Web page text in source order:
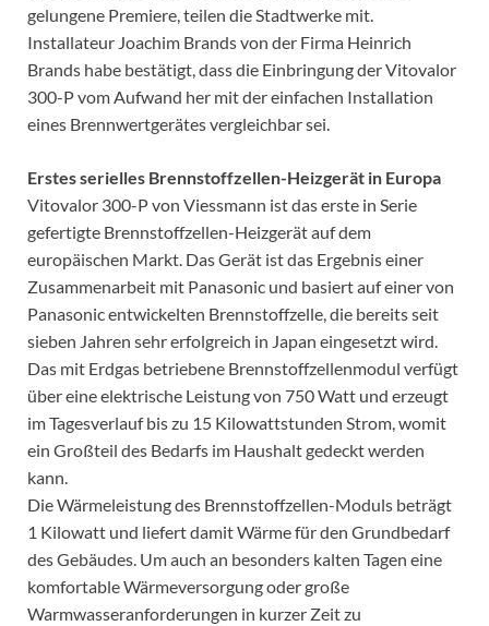
gelungene Premiere, teilen die Stadtwerke mit.
Installateur Joachim Brands von der Firma Heinrich
Brands habe bestätigt, dass die Einbringung der Vitovalor
300-P vom Aufwand her mit der einfachen Installation
eines Brennwertgerätes vergleichbar sei.
Erstes serielles Brennstoffzellen-Heizgerät in Europa
Vitovalor 300-P von Viessmann ist das erste in Serie
gefertigte Brennstoffzellen-Heizgerät auf dem
europäischen Markt. Das Gerät ist das Ergebnis einer
Zusammenarbeit mit Panasonic und basiert auf einer von
Panasonic entwickelten Brennstoffzelle, die bereits seit
sieben Jahren sehr erfolgreich in Japan eingesetzt wird.
Das mit Erdgas betriebene Brennstoffzellenmodul verfügt
über eine elektrische Leistung von 750 Watt und erzeugt
im Tagesverlauf bis zu 15 Kilowattstunden Strom, womit
ein Großteil des Bedarfs im Haushalt gedeckt werden
kann.
Die Wärmeleistung des Brennstoffzellen-Moduls beträgt
1 Kilowatt und liefert damit Wärme für den Grundbedarf
des Gebäudes. Um auch an besonders kalten Tagen eine
komfortable Wärmeversorgung oder große
Warmwasseranforderungen in kurzer Zeit zu